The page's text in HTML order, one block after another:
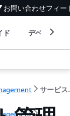
お問い合わせフィー
ド デベロッパ
サ